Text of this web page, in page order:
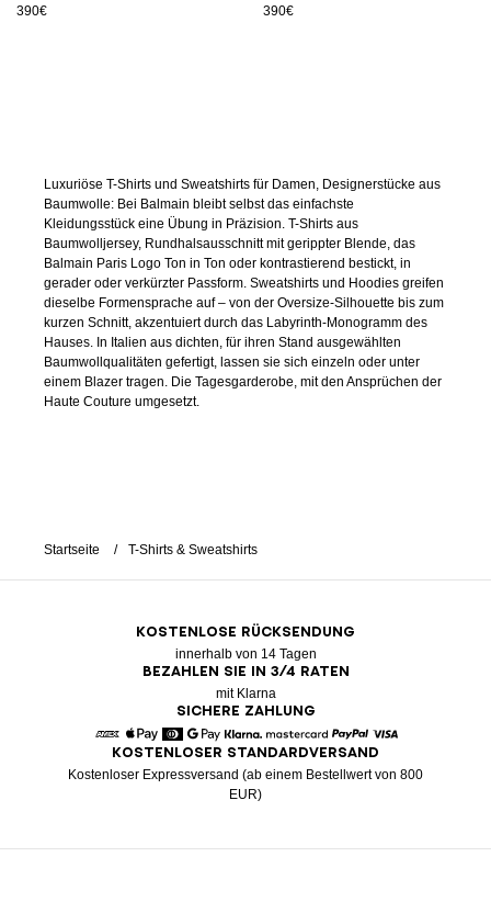
390€ 390€
Luxuriöse T-Shirts und Sweatshirts für Damen, Designerstücke aus
Baumwolle: Bei Balmain bleibt selbst das einfachste
Kleidungsstück eine Übung in Präzision. T-Shirts aus
Baumwolljersey, Rundhalsausschnitt mit gerippter Blende, das
Balmain Paris Logo Ton in Ton oder kontrastierend bestickt, in
gerader oder verkürzter Passform. Sweatshirts und Hoodies greifen
dieselbe Formensprache auf – von der Oversize-Silhouette bis zum
kurzen Schnitt, akzentuiert durch das Labyrinth-Monogramm des
Hauses. In Italien aus dichten, für ihren Stand ausgewählten
Baumwollqualitäten gefertigt, lassen sie sich einzeln oder unter
einem Blazer tragen. Die Tagesgarderobe, mit den Ansprüchen der
Haute Couture umgesetzt.
Startseite T-Shirts & Sweatshirts
KOSTENLOSE RÜCKSENDUNG
innerhalb von 14 Tagen
BEZAHLEN SIE IN 3/4 RATEN
mit Klarna
SICHERE ZAHLUNG
American Express
Apple Pay
DinersGoogle Pay
Klarna MastercardPaypal
KOSTENLOSER STANDARDVERSAND
Kostenloser Expressversand (ab einem Bestellwert von 800
EUR)